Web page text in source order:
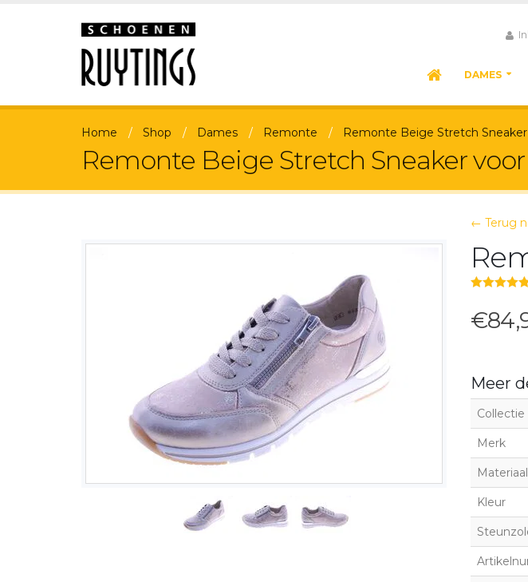
DAMES
Home Shop Dames Remonte Remonte Beige Stretch
Remonte Beige Stretch Sneaker
← Terug
Meer
Collectie
Merk
Materiaal
Kleur